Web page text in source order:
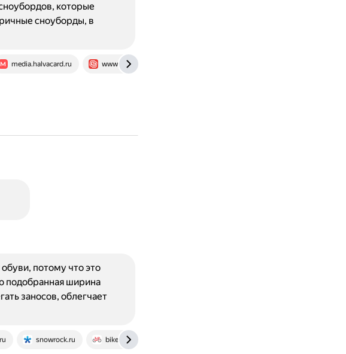
media.halvacard.ru www.sport-express.ru
которые
сноуборды, в
snowrock.ru bike-centre.ru
потому что это
подобранная ширина
заносов, облегчает